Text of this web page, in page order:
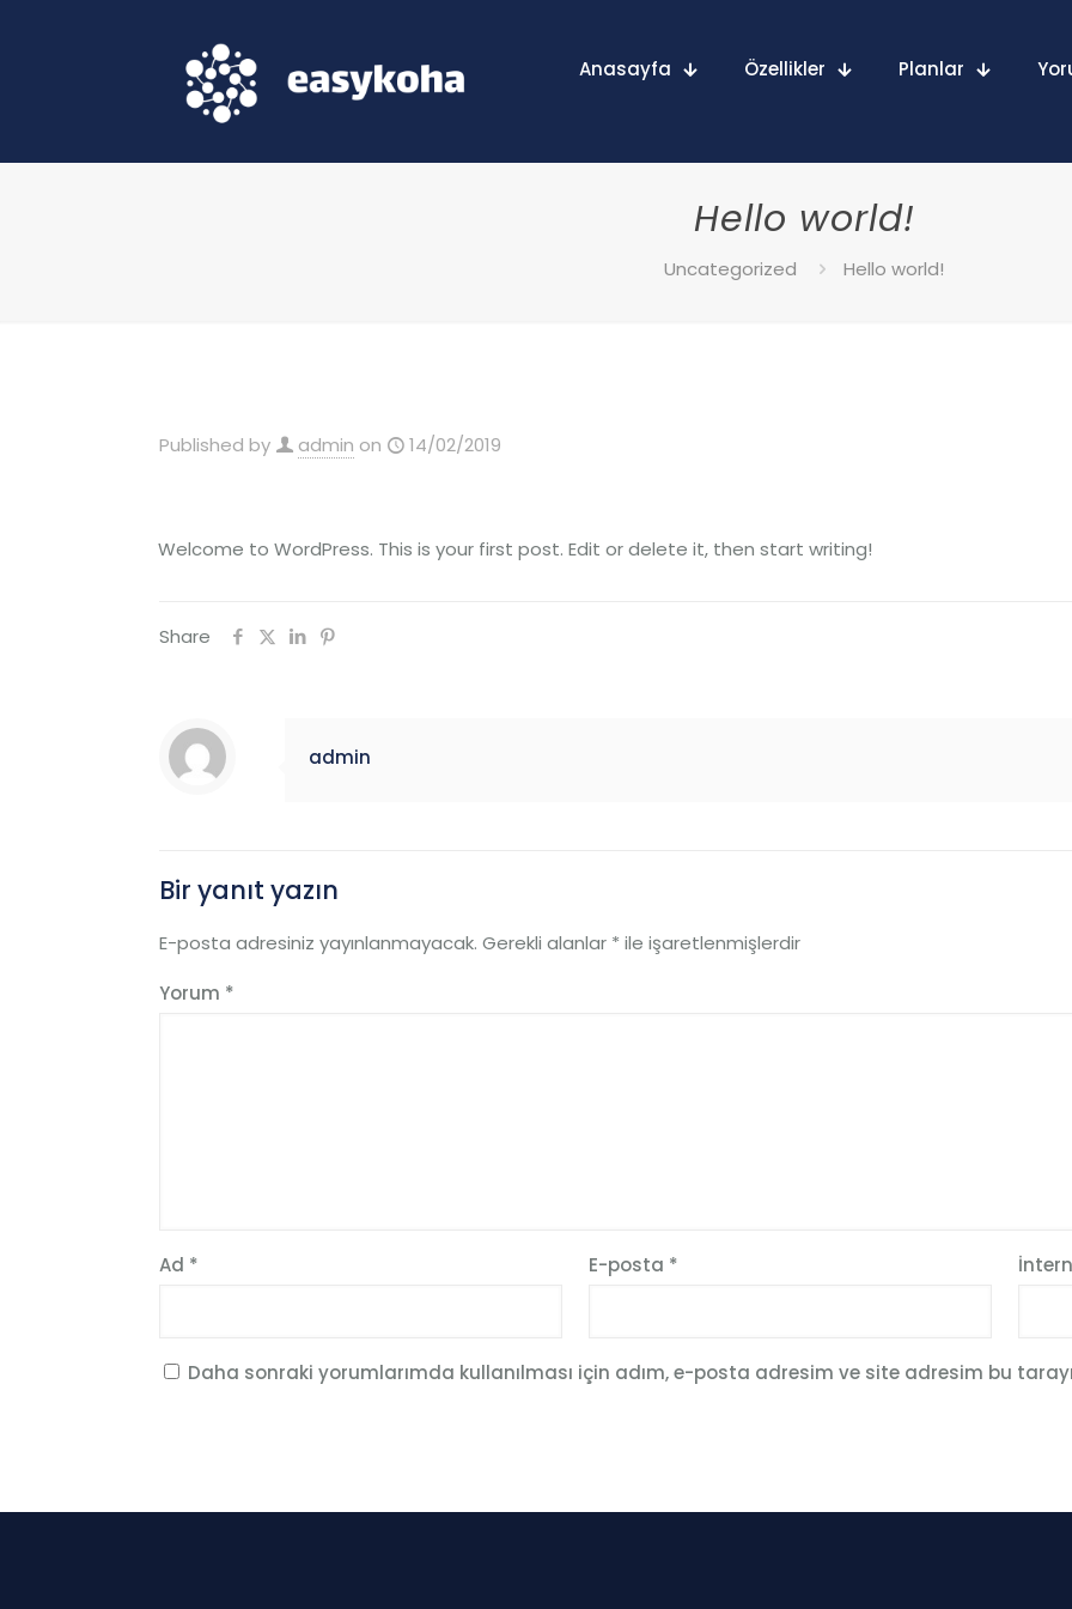
Anasayfa Özellikler Planlar
Hello world!
Uncategorized Hello world!
Published by admin on 14/02/2019
Welcome to WordPress. This is your first post. Edit or delete it, then start writing!
Share
admin
Bir yanıt yazın
E-posta adresiniz yayınlanmayacak. Gerekli alanlar * ile işaretlenmişlerdir
Yorum *
Ad * E-posta *
Daha sonraki yorumlarımda kullanılması için adım, e-posta adresim ve site adresim bu